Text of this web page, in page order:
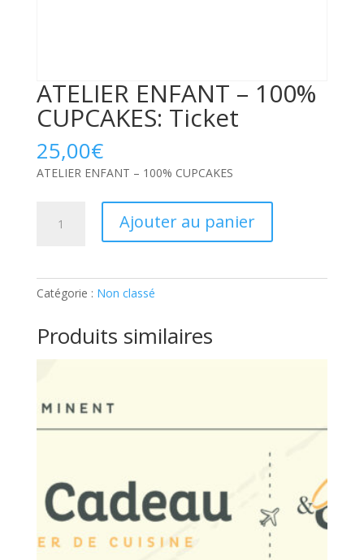
ATELIER ENFANT – 100%
CUPCAKES: Ticket
25,00€
ATELIER ENFANT – 100% CUPCAKES
100%
Ticket
Ajouter au panier
Catégorie : Non classé
Produits similaires